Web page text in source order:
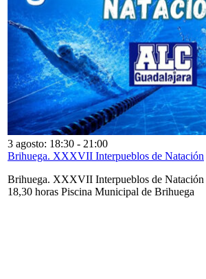
3 agosto: 18:30 - 21:00
Brihuega. XXXVII Interpueblos de Natación
Brihuega. XXXVII Interpueblos de Natación
18,30 horas Piscina Municipal de Brihuega